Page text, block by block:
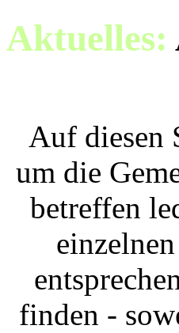
Aktuelles:
Auf diesen
um die
betreffen
finden -